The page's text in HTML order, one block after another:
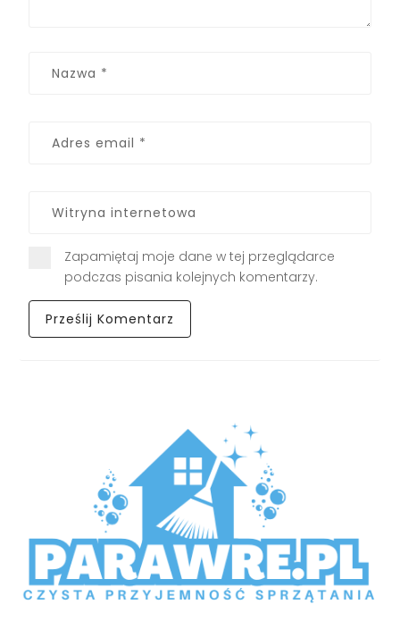
Zapamiętaj moje dane w tej przeglądarce
podczas pisania kolejnych komentarzy.